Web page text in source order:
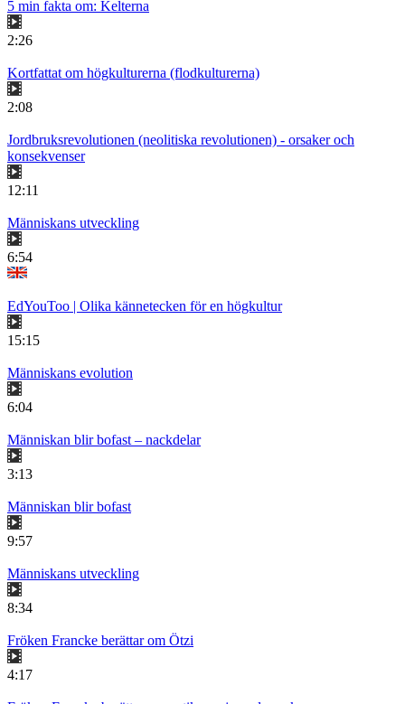
5 min fakta om: Kelterna
2:26
Kortfattat om högkulturerna (flodkulturerna)
2:08
Jordbruksrevolutionen (neolitiska revolutionen) - orsaker och
konsekvenser
12:11
Människans utveckling
6:54
EdYouToo | Olika kännetecken för en högkultur
15:15
Människans evolution
6:04
Människan blir bofast – nackdelar
3:13
Människan blir bofast
9:57
Människans utveckling
8:34
Fröken Francke berättar om Ötzi
4:17